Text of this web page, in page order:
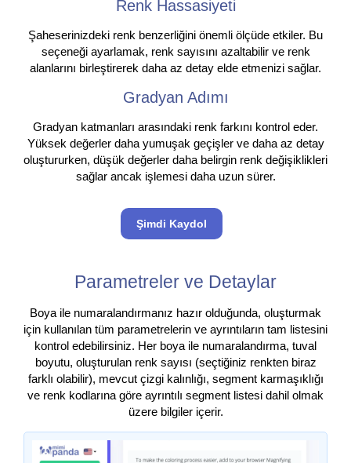
Renk Hassasiyeti
Şaheserinizdeki renk benzerliğini önemli ölçüde etkiler. Bu
seçeneği ayarlamak, renk sayısını azaltabilir ve renk
alanlarını birleştirerek daha az detay elde etmenizi sağlar.
Gradyan Adımı
Gradyan katmanları arasındaki renk farkını kontrol eder.
Yüksek değerler daha yumuşak geçişler ve daha az detay
oluştururken, düşük değerler daha belirgin renk değişiklikleri
sağlar ancak işlemesi daha uzun sürer.
Şimdi Kaydol
Parametreler ve Detaylar
Boya ile numaralandırmanız hazır olduğunda, oluşturmak
için kullanılan tüm parametrelerin ve ayrıntıların tam listesini
kontrol edebilirsiniz. Her boya ile numaralandırma, tuval
boyutu, oluşturulan renk sayısı (seçtiğiniz renkten biraz
farklı olabilir), mevcut çizgi kalınlığı, segment karmaşıklığı
ve renk kodlarına göre ayrıntılı segment listesi dahil olmak
üzere bilgiler içerir.